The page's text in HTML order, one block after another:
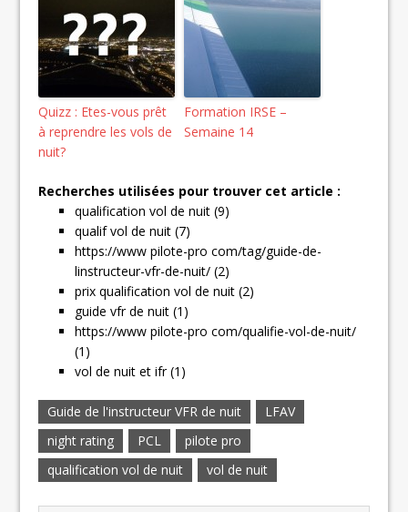
Quizz : Etes-vous prêt
à reprendre les vols de
nuit?
Formation IRSE –
Semaine 14
Recherches utilisées pour trouver cet article :
qualification vol de nuit (9)
qualif vol de nuit (7)
https://www pilote-pro com/tag/guide-de-
linstructeur-vfr-de-nuit/ (2)
prix qualification vol de nuit (2)
guide vfr de nuit (1)
https://www pilote-pro com/qualifie-vol-de-nuit/
(1)
vol de nuit et ifr (1)
Guide de l'instructeur VFR de nuit
LFAV
night rating
PCL
pilote pro
qualification vol de nuit
vol de nuit